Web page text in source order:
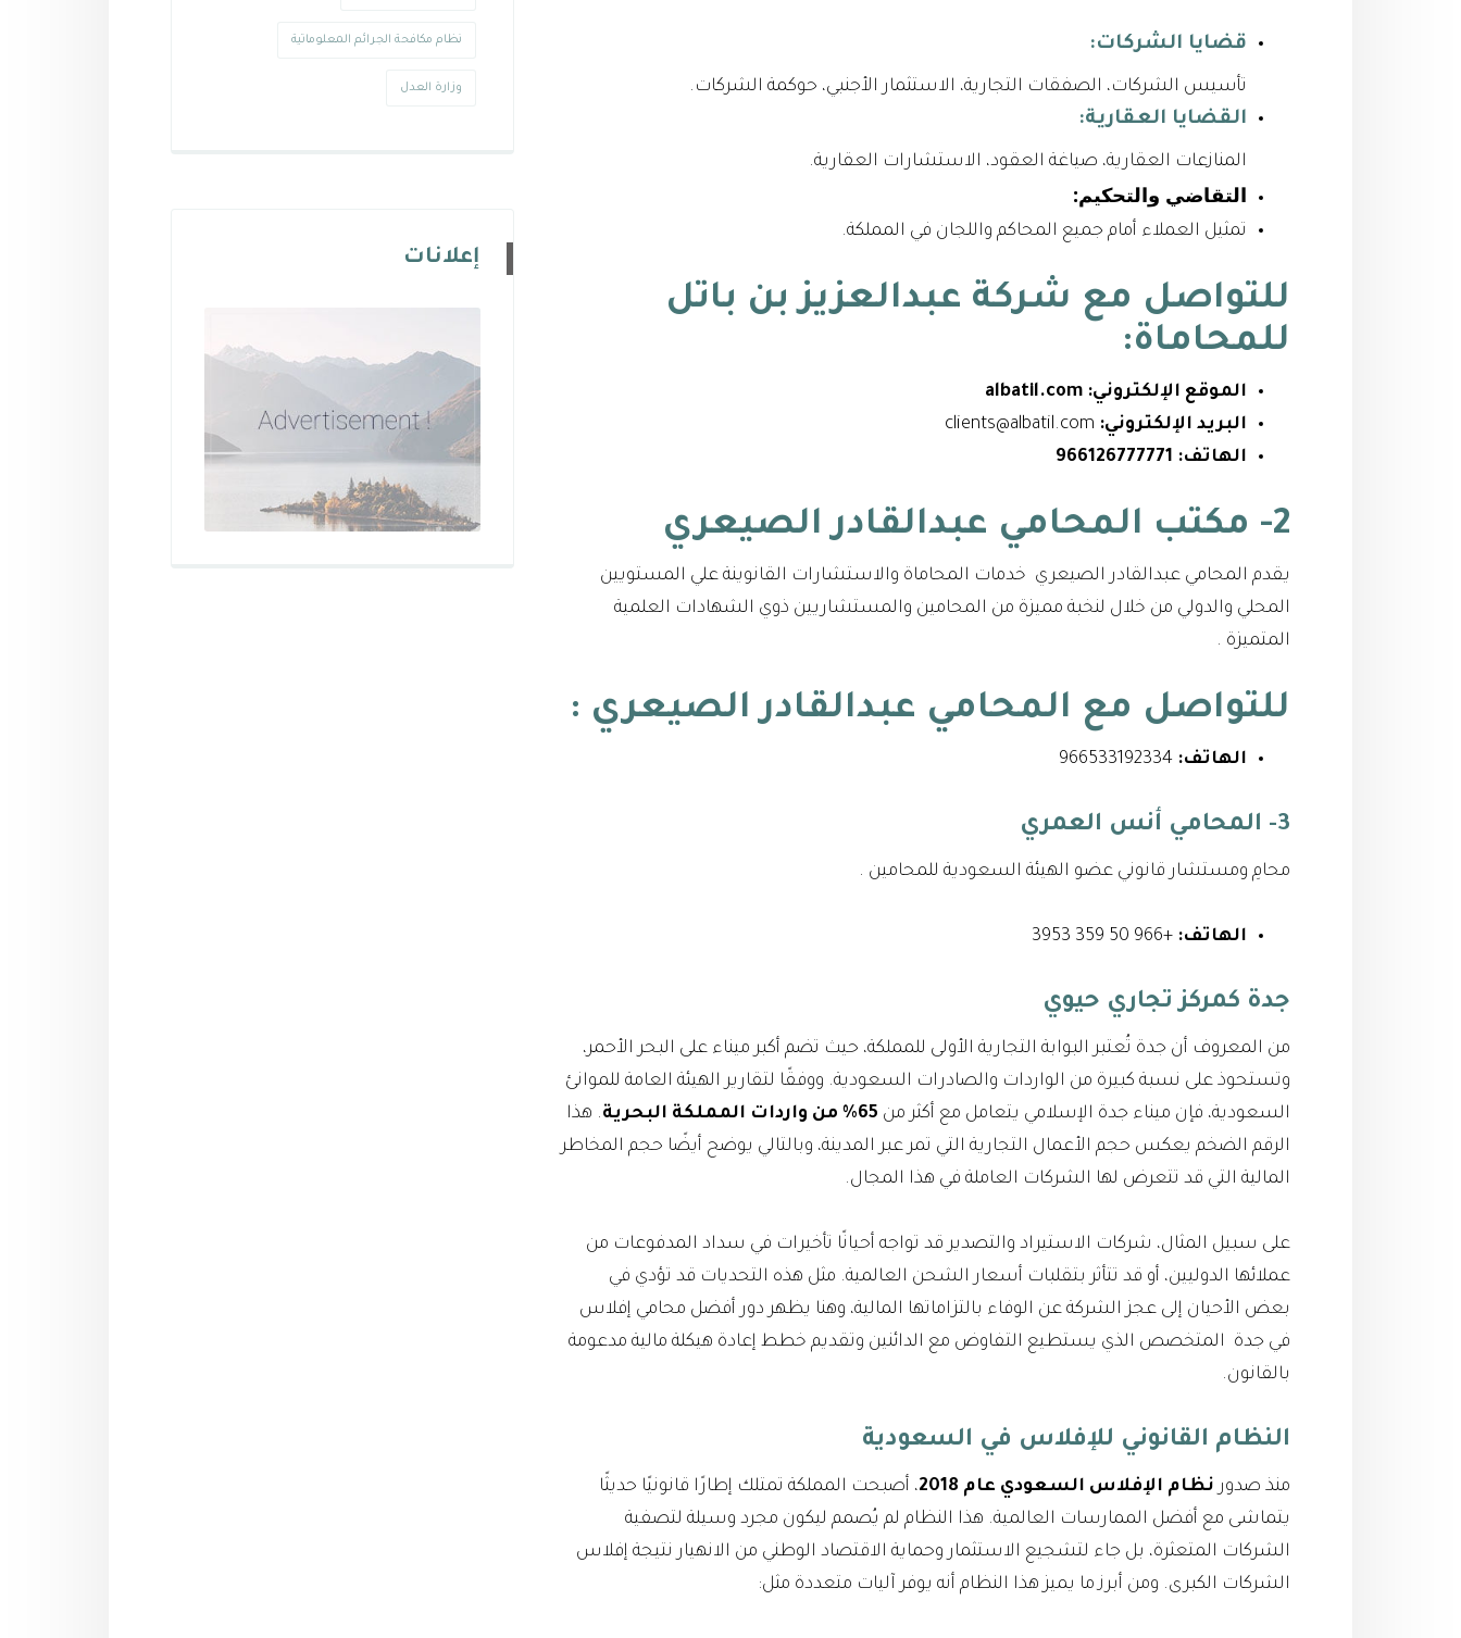
قضايا الشركات:
تأسيس الشركات، الصفقات التجارية، الاستثمار الأجنبي، حوكمة الشركات.
القضايا العقارية:
المنازعات العقارية، صياغة العقود، الاستشارات العقارية.
التقاضي والتحكيم:
تمثيل العملاء أمام جميع المحاكم واللجان في المملكة.
للتواصل مع شركة عبدالعزيز بن باتل
للمحاماة:
الموقع الإلكتروني: albatil.com
البريد الإلكتروني:
الهاتف: 966126777771
2- مكتب المحامي عبدالقادر الصيعري
يقدم المحامي عبدالقادر الصيعري خدمات المحاماة والاستشارات القانوينة علي المستويين
المحلي والدولي من خلال لنخبة مميزة من المحامين والمستشاريين ذوي الشهادات العلمية
المتميزة .
للتواصل مع المحامي عبدالقادر الصيعري :
الهاتف: 966533192334⁩
3- المحامي أنس العمري
محامِ ومستشار قانوني عضو الهيئة السعودية للمحامين .
الهاتف: +966 50 359 3953
جدة كمركز تجاري حيوي
من المعروف أن جدة تُعتبر البوابة التجارية الأولى للمملكة، حيث تضم أكبر ميناء على البحر الأحمر،
وتستحوذ على نسبة كبيرة من الواردات والصادرات السعودية. ووفقًا لتقارير الهيئة العامة للموانئ
السعودية، فإن ميناء جدة الإسلامي يتعامل مع أكثر من 65% من واردات المملكة البحرية
. هذا
الرقم الضخم يعكس حجم الأعمال التجارية التي تمر عبر المدينة، وبالتالي يوضح أيضًا حجم المخاطر
المالية التي قد تتعرض لها الشركات العاملة في هذا المجال.
على سبيل المثال، شركات الاستيراد والتصدير قد تواجه أحيانًا تأخيرات في سداد المدفوعات من
عملائها الدوليين، أو قد تتأثر بتقلبات أسعار الشحن العالمية. مثل هذه التحديات قد تؤدي في
بعض الأحيان إلى عجز الشركة عن الوفاء بالتزاماتها المالية، وهنا يظهر دور أفضل محامي إفلاس
في جدة المتخصص الذي يستطيع التفاوض مع الدائنين وتقديم خطط إعادة هيكلة مالية مدعومة
بالقانون.
النظام القانوني للإفلاس في السعودية
منذ صدور نظام الإفلاس السعودي عام 2018
، أصبحت المملكة تمتلك إطارًا قانونيًا حديثًا
يتماشى مع أفضل الممارسات العالمية. هذا النظام لم يُصمم ليكون مجرد وسيلة لتصفية
الشركات المتعثرة، بل جاء لتشجيع الاستثمار وحماية الاقتصاد الوطني من الانهيار نتيجة إفلاس
الشركات الكبرى. ومن أبرز ما يميز هذا النظام أنه يوفر آليات متعددة مثل:
نظام مكافحة الجرائم المعلوماتية
وزارة العدل
إعلانات